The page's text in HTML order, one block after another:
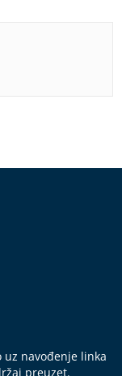
uz navođenje linka
preuzet.